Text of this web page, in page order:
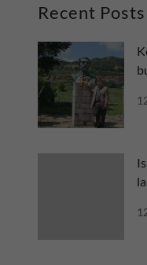
Recent Posts